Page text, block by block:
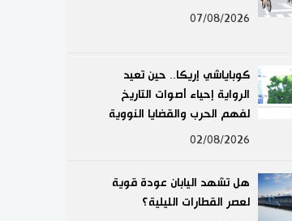
07/08/2026
كوباياشي إريكا.. حين تعيد
الرواية إحياء أصوات التاريخ
لفهم الحرب والقضايا النووية
02/08/2026
هل تشهد اليابان عودة قوية
لعصر القطارات الليلية؟